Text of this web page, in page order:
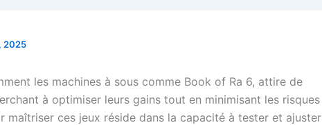
2025
les machines à sous comme Book of Ra 6, attire de
à optimiser leurs gains tout en minimisant les risques
maîtriser ces jeux réside dans la capacité à tester et ajuster